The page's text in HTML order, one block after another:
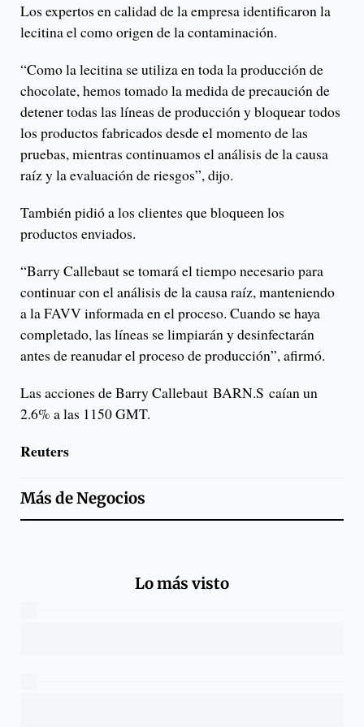
Los expertos en calidad de la empresa identificaron la
lecitina el como origen de la contaminación.
“Como la lecitina se utiliza en toda la producción de
chocolate, hemos tomado la medida de precaución de
detener todas las líneas de producción y bloquear todos
los productos fabricados desde el momento de las
pruebas, mientras continuamos el análisis de la causa
raíz y la evaluación de riesgos”, dijo.
También pidió a los clientes que bloqueen los
productos enviados.
“Barry Callebaut se tomará el tiempo necesario para
continuar con el análisis de la causa raíz, manteniendo
a la FAVV informada en el proceso. Cuando se haya
completado, las líneas se limpiarán y desinfectarán
antes de reanudar el proceso de producción”, afirmó.
Las acciones de Barry Callebaut BARN.S caían un
2.6% a las 1150 GMT.
Reuters
Más deNegocios
Lo más visto